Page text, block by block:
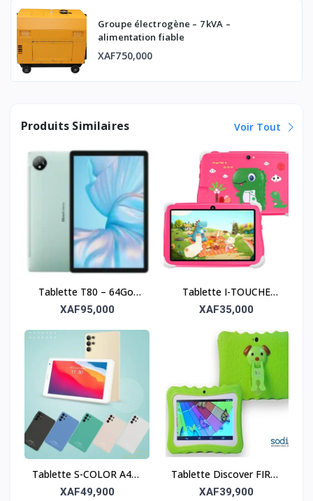
Groupe électrogène – 7 kVA –
alimentation fiable
XAF750,000
Produits Similaires Voir Tout
Tablette T80 – 64Go,
RAM 3Go, écran 10’’
XAF95,000
Tablette I-TOUCHE
S702 – Vitesse,
performance
XAF35,000
Tablette S-COLOR A40S
– Stockage et
XAF49,900
Tablette Discover FIRE9
– Vitesse, stockage et
XAF39,900